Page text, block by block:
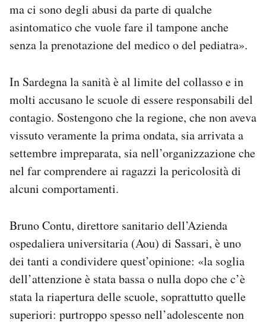
ma ci sono degli abusi da parte di qualche
asintomatico che vuole fare il tampone anche
senza la prenotazione del medico o del pediatra».
In Sardegna la sanità è al limite del collasso e in
molti accusano le scuole di essere responsabili del
contagio. Sostengono che la regione, che non aveva
vissuto veramente la prima ondata, sia arrivata a
settembre impreparata, sia nell’organizzazione che
nel far comprendere ai ragazzi la pericolosità di
alcuni comportamenti.
Bruno Contu, direttore sanitario dell’Azienda
ospedaliera universitaria (Aou) di Sassari, è uno
dei tanti a condividere quest’opinione: «la soglia
dell’attenzione è stata bassa o nulla dopo che c’è
stata la riapertura delle scuole, soprattutto quelle
superiori: purtroppo spesso nell’adolescente non